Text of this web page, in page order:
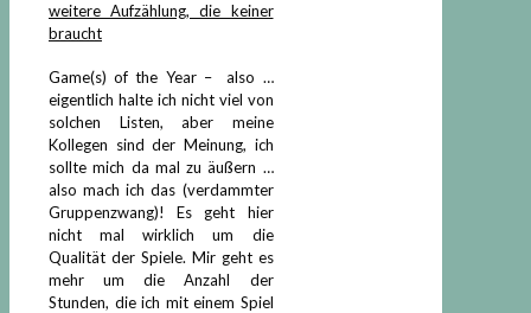
weitere Aufzählung, die keiner
braucht
Game(s) of the Year – also …
eigentlich halte ich nicht viel von
solchen Listen, aber meine
Kollegen sind der Meinung, ich
sollte mich da mal zu äußern …
also mach ich das (verdammter
Gruppenzwang)! Es geht hier
nicht mal wirklich um die
Qualität der Spiele. Mir geht es
mehr um die Anzahl der
Stunden, die ich mit einem Spiel